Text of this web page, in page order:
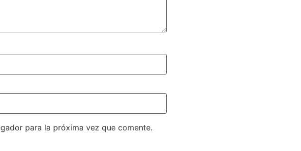
para la próxima vez que comente.